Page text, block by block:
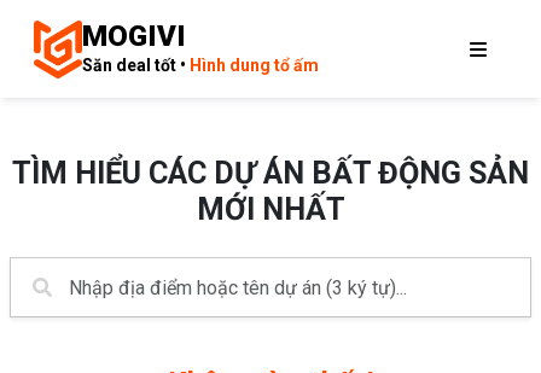
MOGIVI
Săn deal tốt • Hình dung tổ ấm
TÌM HIỂU CÁC DỰ ÁN BẤT ĐỘNG SẢN
MỚI NHẤT